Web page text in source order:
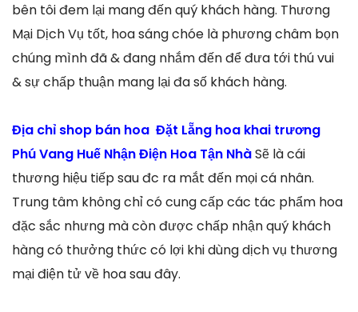
bên tôi đem lại mang đến quý khách hàng. Thương
Mại Dịch Vụ tốt, hoa sáng chóe là phương châm bọn
chúng mình đã & đang nhắm đến để đưa tới thú vui
& sự chấp thuận mang lại đa số khách hàng.
Địa chỉ shop bán hoa Đặt Lẵng hoa khai trương
Phú Vang Huế Nhận Điện Hoa Tận NhàSẽ là cái
thương hiệu tiếp sau đc ra mắt đến mọi cá nhân.
Trung tâm không chỉ có cung cấp các tác phẩm hoa
đặc sắc nhưng mà còn được chấp nhận quý khách
hàng có thưởng thức có lợi khi dùng dịch vụ thương
mại điện tử về hoa sau đây.